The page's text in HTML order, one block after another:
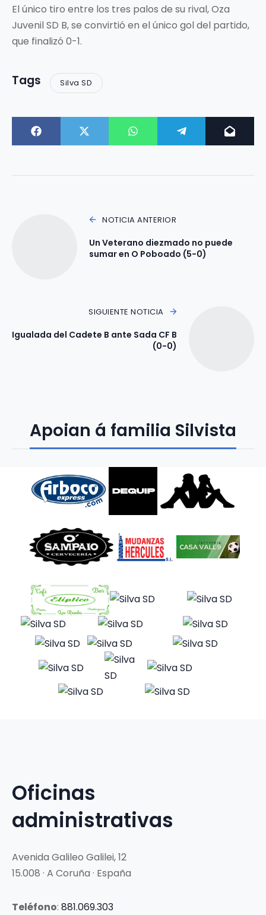
El único tiro entre los tres palos de su rival, Oza
Juvenil SD B, se convirtió en el único gol del partido,
que finalizó 0-1.
Tags Silva SD
NOTICIA ANTERIOR
Un Veterano diezmado no puede
sumar en O Poboado (5-0)
SIGUIENTE NOTICIA
Igualada del Cadete B ante Sada CF B
(0-0)
Apoian á familia Silvista
Oficinas
administrativas
Avenida Galileo Galilei, 12
15.008 · A Coruña · España
Teléfono: 881.069.303